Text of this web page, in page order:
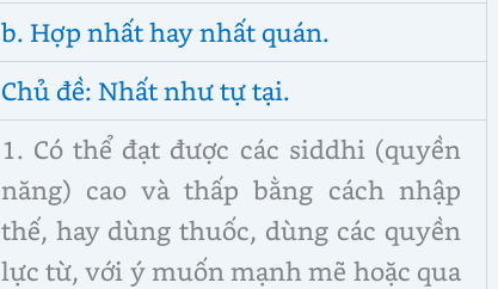
b. Hợp nhất hay nhất quán.
Chủ đề: Nhất như tự tại.
1. Có thể đạt được các siddhi (quyền
năng) cao và thấp bằng cách nhập
thế, hay dùng thuốc, dùng các quyền
lực từ, với ý muốn mạnh mẽ hoặc qua